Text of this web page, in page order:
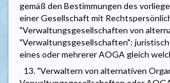
gemäß den Bestimmungen des
einer Gesellschaft mit
"Verwaltungsgesellschaften von
"Verwaltungsgesellschaften":
eines oder mehrerer AOGA gleich
13. "Verwaltern von alternativen